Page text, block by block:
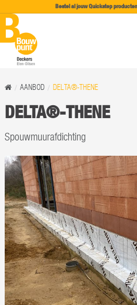
Bestel al jouw Quickstep
AANBOD DELTA®-THENE
DELTA®-THENE
Spouwmuurafdichting